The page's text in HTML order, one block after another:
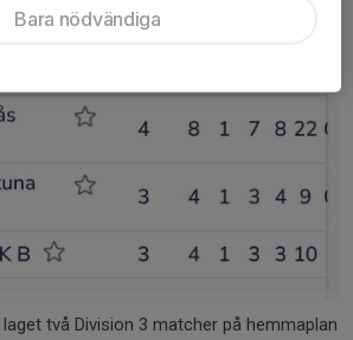
två Division 3 matcher på hemmaplan
Bara nödvändiga